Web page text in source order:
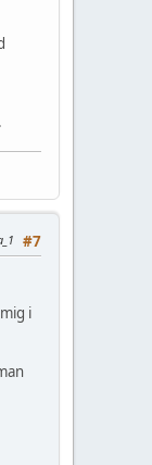
#7
i